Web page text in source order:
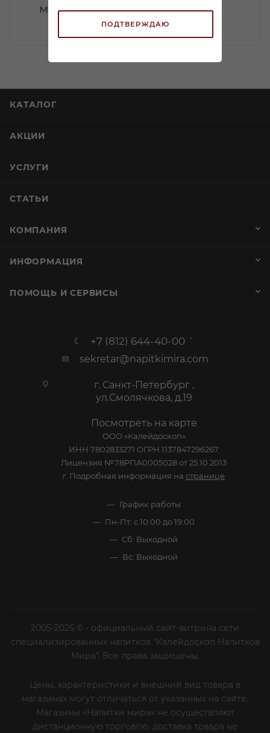
ПОДТВЕРЖДАЮ
мужчине: советы по выбору
КАТАЛОГ
АКЦИИ
УСЛУГИ
СТАТЬИ
КОМПАНИЯ
ИНФОРМАЦИЯ
ПОМОЩЬ И СЕРВИСЫ
+7 (812) 644-40-00
sekretar@napitkimira.com
г. Санкт-Петербург ,
ул.Смолячкова, д.19
Посмотреть на карте
ООО «Калейдоскоп»
ИНН 7802833271 ОГРН 1137847296267
Лицензия №78РПА0005028 от 25.10.2013
г. Подробная информация на странице
График работы
Пн-Пт: с 10:00 до 19:00
Сб: Выходной
Вс: Выходной
2005-2026 © - официальный сайт-витрина сети
специализированных напитков "Калейдоскоп Напитков
Мира". Все права защищены.
Цены, характеристики и внешний вид товара в
магазинах могут отличаться от указанных на сайте.
Магазины «Напитки мира» не осуществляют
дистанционную торговлю, доставка товара не